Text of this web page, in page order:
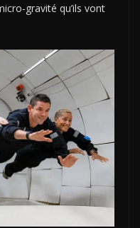
gravité qu’ils vont